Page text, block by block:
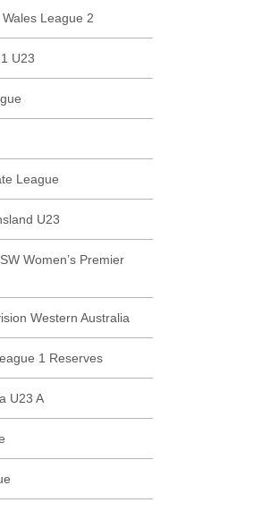
League 2
U23
League
U23
Women’s Premier
Western Australia
1 Reserves
U23 A